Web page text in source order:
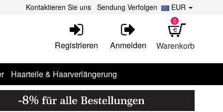
EUR
Kontaktieren Sie uns Sendung Verfolgen
Warenkorb
0
Registrieren Anmelden
Haarteile & Haarverlängerung